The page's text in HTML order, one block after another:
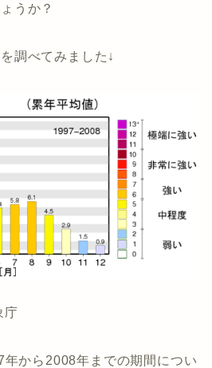
うか？
調べてみました↓
庁
年から2008年までの期間につい